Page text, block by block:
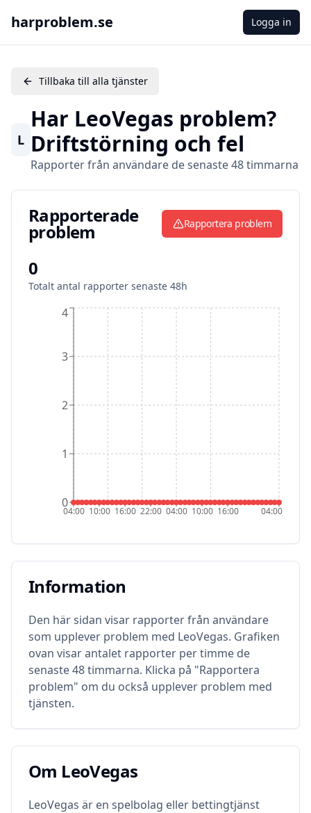
harproblem.se Logga in
Tillbaka till alla tjänster
L
Har LeoVegas problem?
Driftstörning och fel
Rapporter från användare de senaste 48 timmarna
Rapporterade problem
Rapporterade
problem Rapportera problem
0
Totalt antal rapporter senaste 48h
04:00 10:00 16:00 22:00 04:00 10:00 16:00 04:00
0
1
2
3
4
Information
Information
Den här sidan visar rapporter från användare
som upplever problem med LeoVegas. Grafiken
ovan visar antalet rapporter per timme de
senaste 48 timmarna. Klicka på "Rapportera
problem" om du också upplever problem med
tjänsten.
Om
Om LeoVegas
LeoVegas är en spelbolag eller bettingtjänst